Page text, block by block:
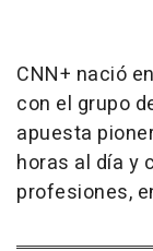
CNN+ nació
con el grupo
apuesta
horas al día y
profesiones,